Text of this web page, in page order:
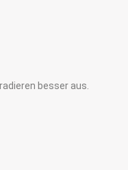
besser aus.